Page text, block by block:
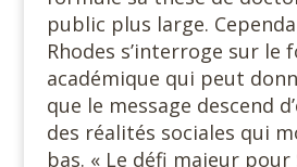
public plus large.
Rhodes s’interroge sur le
académique qui peut
que le message descend
des réalités sociales qui
bas. « Le défi majeur